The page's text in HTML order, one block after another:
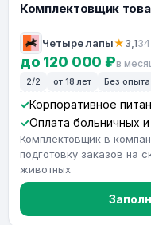
Комплектовщик
Четыре лапы★3,1
до 120 000 ₽в
2/2 от 18 лет Без опыта
Корпоративное
Оплата больничных и
Комплектовщик в
подготовку заказов на
животных